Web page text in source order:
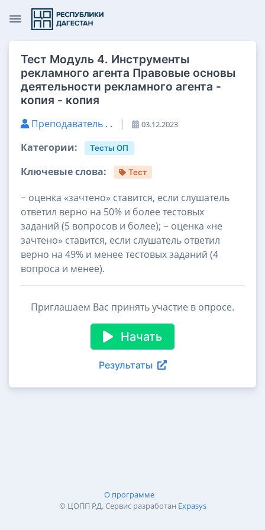
Тест Модуль 4. Инструменты
рекламного агента Правовые основы
деятельности рекламного агента -
копия - копия
Преподаватель . . | 03.12.2023
Категории: Тесты ОП
Ключевые слова: Тест
− оценка «зачтено» ставится, если слушатель
ответил верно на 50% и более тестовых
заданий (5 вопросов и более); − оценка «не
зачтено» ставится, если слушатель ответил
верно на 49% и менее тестовых заданий (4
вопроса и менее).
Приглашаем Вас принять участие в опросе.
Начать
Результаты
О программе
© ЦОПП РД. Сервис разработан Expasys